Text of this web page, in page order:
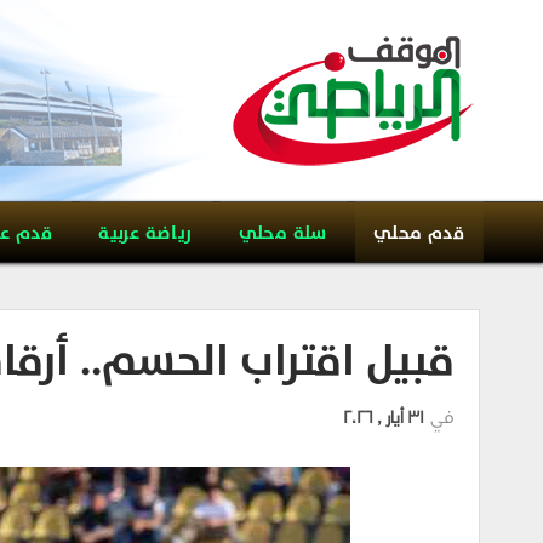
قدم محلي سلة محلي رياضة عربية قدم
قبيل اقتراب الحسم..
في 31 أيار , 2026